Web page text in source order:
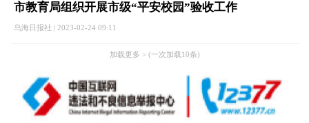
市教育局组织开展市级“平安校园”验收工作
乌海日报社 | 2023-02-24 09:11
加载更多 > (一次加载10条)